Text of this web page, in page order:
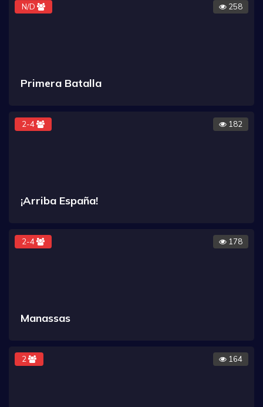
N/D 258
Primera Batalla
2-4 182
¡Arriba España!
2-4 178
Manassas
2 164